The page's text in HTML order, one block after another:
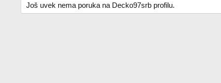
Još uvek nema poruka na Decko97srb profilu.